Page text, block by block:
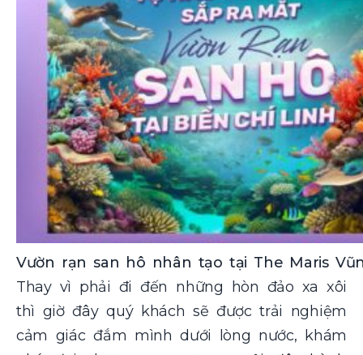
Vườn rạn san hô nhân tạo tại The Maris
Thay vì phải đi đến những hòn đảo xa xôi
thì giờ đây quý khách sẽ được trải nghiệm
cảm giác đắm mình dưới lòng nước, khám